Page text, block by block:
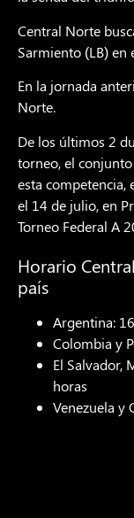
Central Norte
Sarmiento (LB) en
En la jornada
Norte.
De los últimos 2
torneo, el
esta
el 14 de julio, en
Torneo Federal A
Horario
país
Argentina:
Colombia y
El Salvador,
horas
Venezuela y